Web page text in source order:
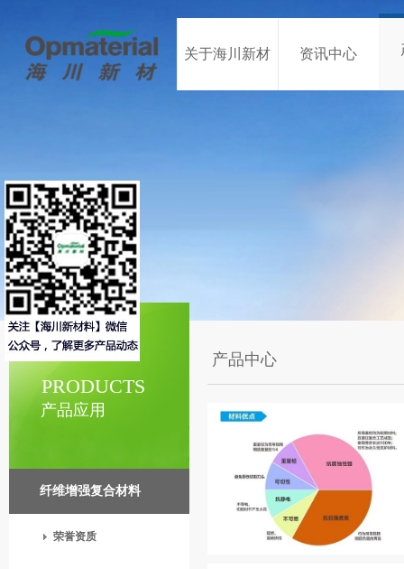
关于海川新材 资讯中心
产品应用
PRODUCTS
纤维增强复合材料
荣誉资质
产品中心